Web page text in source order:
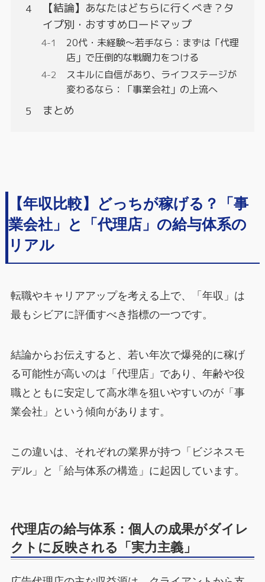
【結論】あなたはどちらに行くべき？タ
イプ別・おすすめロードマップ
20代・未経験〜若手なら：まずは「代理
店」で圧倒的な戦闘力をつける
スキルに自信があり、ライフステージが
変わるなら：「事業会社」の上流へ
まとめ
【年収比較】どっちが稼げる？「事
業会社」と「代理店」の給与体系の
リアル
転職やキャリアアップを考える上で、「年収」は
最もシビアに評価すべき指標の一つです。
結論からお伝えすると、若い年次で爆発的に稼げ
る可能性が高いのは「代理店」であり、年齢や役
職とともに安定して高水準を狙いやすいのが「事
業会社」という傾向があります。
この違いは、それぞれの業界が持つ「ビジネスモ
デル」と「給与体系の構造」に起因しています。
代理店の給与体系：個人の成果がダイレ
クトに反映される「実力主義」